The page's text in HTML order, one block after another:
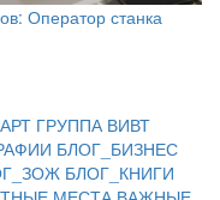
Оператор станка
АРТ ГРУППА ВИВТ
БЛОГ_БИЗНЕС
БЛОГ_КНИГИ